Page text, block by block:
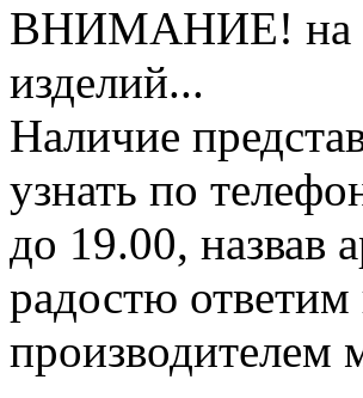
ВНИМАНИЕ! на
изделий...
Наличие
узнать по
до 19.00, назвав
радостю